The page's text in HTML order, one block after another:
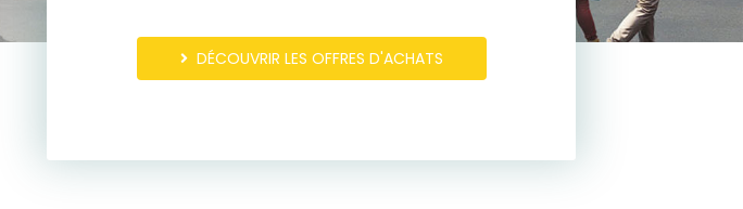
DÉCOUVRIR LES OFFRES D'ACHATS